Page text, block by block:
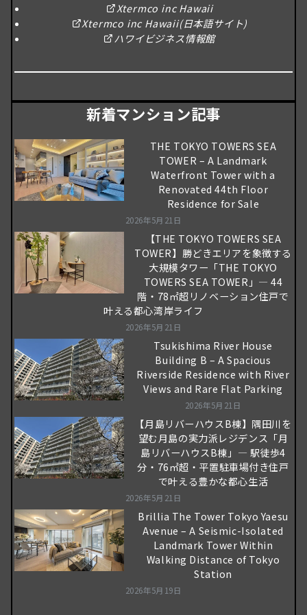
Xtermco inc Hawaii
Xtermco inc Hawaii(日本語サイト)
ハワイビジネス情報館
新着マンション記事
THE TOKYO TOWERS SEA
TOWER – A Landmark
Waterfront Tower with a
Renovated 44th Floor
Residence for Sale
2026年5月21日
【THE TOKYO TOWERS SEA
TOWER】勝どきエリアを象徴する
大規模タワー「THE TOKYO
TOWERS SEA TOWER」― 44
階・78㎡超リノベーション住戸で
叶える都心湾岸ライフ
2026年5月21日
Tsukishima River House
Building B – A Spacious
Riverside Residence with River
Views and Rare Flat Parking
2026年5月21日
【月島リバーハウスB棟】隅田川を
望む月島の実力派レジデンス「月
島リバーハウスB棟」― 駅徒歩4
分・76㎡超・平置駐車場付き住戸
で叶える豊かな都心生活
2026年5月21日
Brillia The Tower Tokyo Yaesu
Avenue – A Seismic-Isolated
Landmark Tower Within
Walking Distance of Tokyo
Station
2026年5月19日